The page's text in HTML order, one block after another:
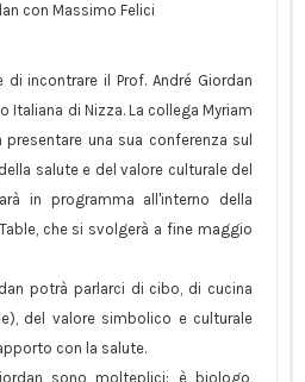
con Massimo Felici
incontrare il Prof. André Giordan
Italiana di Nizza. La collega Myriam
una sua conferenza sul
salute e del valore culturale del
in programma all'interno della
che si svolgerà a fine maggio
potrà parlarci di cibo, di cucina
del valore simbolico e culturale
con la salute.
sono molteplici: è biologo,